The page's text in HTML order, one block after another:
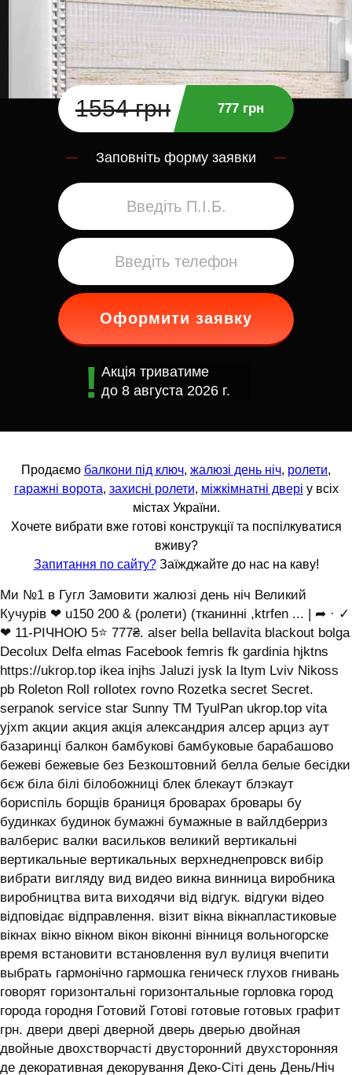
1554 грн 777 грн
Заповніть форму заявки
Оформити заявку
Акція триватиме
до 8 августа 2026 г.
Продаємо балкони під ключ, жалюзі день ніч, ролети,
гаражні ворота, захисні ролети, міжкімнатні двері у всіх
містах України.
Хочете вибрати вже готові конструкції та поспілкуватися
вживу?
Запитання по сайту?Заїжджайте до нас на каву!
Ми №1 в Гугл Замовити жалюзі день ніч Великий
Кучурів ❤ u150 200 & (ролети) (тканинні ,ktrfen ... | ➦ · ✓
❤ 11-РІЧНОЮ 5⭐ 777₴. alser bella bellavita blackout bolga
Decolux Delfa elmas Facebook femris fk gardinia hjktns
https://ukrop.top ikea injhs Jaluzi jysk la ltym Lviv Nikoss
pb Roleton Roll rollotex rovno Rozetka secret Secret.
serpanok service star Sunny TM TyulPan ukrop.top vita
yjxm акции акция акція александрия алсер арциз аут
базаринці балкон бамбукові бамбуковые барабашово
бежеві бежевые без Безкоштовний белла белые бесідки
бєж біла білі білобожниці блек блекаут блэкаут
бориспіль борщів браниця броварах бровары бу
будинках будинок бумажні бумажные в вайлдберриз
валберис валки васильков великий вертикальні
вертикальные вертикальных верхнеднепровск вибір
вибрати вигляду вид видео викна винница виробника
виробництва вита виходячи від відгук. відгуки відео
відповідає відправлення. візит вікна вікнапластиковые
вікнах вікно вікном вікон віконні вінниця вольногорске
время встановити встановлення вул вулиця вчепити
выбрать гармонічно гармошка геническ глухов гнивань
говорят горизонтальні горизонтальные горловка город
города городня Готовий Готові готовые готовых графит
грн. двери двері дверной дверь дверью двойная
двойные двохстворчасті двусторонний двухсторонняя
де декоративная декорування Деко-Сіті день День/Ніч